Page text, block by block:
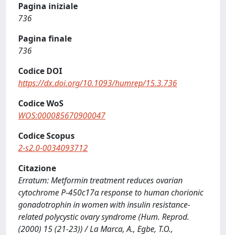
Pagina iniziale
736
Pagina finale
736
Codice DOI
https://dx.doi.org/10.1093/humrep/15.3.736
Codice WoS
WOS:000085670900047
Codice Scopus
2-s2.0-0034093712
Citazione
Erratum: Metformin treatment reduces ovarian
cytochrome P-450c17α response to human chorionic
gonadotrophin in women with insulin resistance-
related polycystic ovary syndrome (Hum. Reprod.
(2000) 15 (21-23)) / La Marca, A., Egbe, T.O.,